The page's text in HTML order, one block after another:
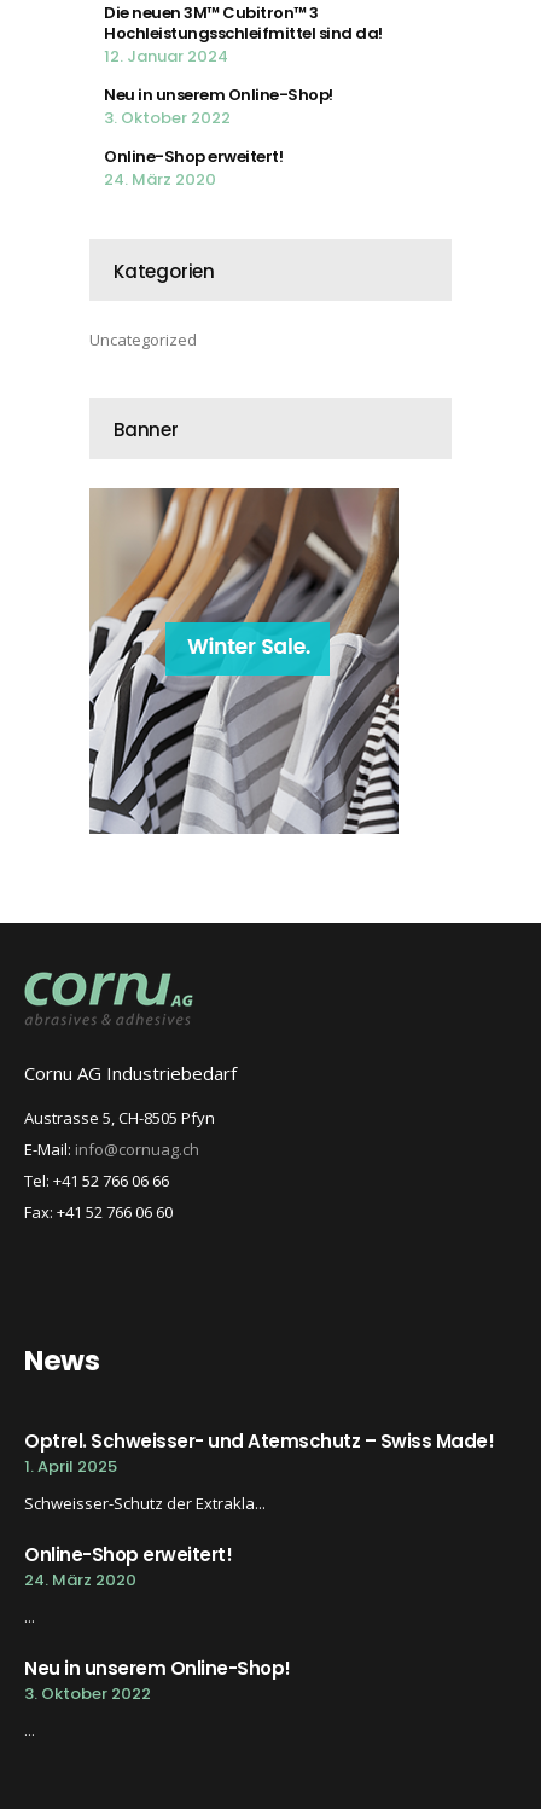
Die neuen 3M™ Cubitron™ 3
Hochleistungsschleifmittel sind da!
12. Januar 2024
Neu in unserem Online-Shop!
3. Oktober 2022
Online-Shop erweitert!
24. März 2020
Kategorien
Uncategorized
Banner
Cornu AG Industriebedarf
Austrasse 5, CH-8505 Pfyn
E-Mail: info@cornuag.ch
Tel: +41 52 766 06 66
Fax: +41 52 766 06 60
News
Optrel. Schweisser- und Atemschutz – Swiss Made!
1. April 2025
Schweisser-Schutz der Extrakla...
Online-Shop erweitert!
24. März 2020
...
Neu in unserem Online-Shop!
3. Oktober 2022
...